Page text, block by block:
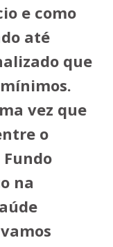
e como
até
que
vez que
o
Fundo
na